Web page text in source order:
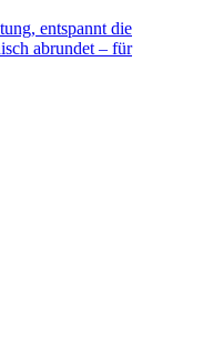
entspannt die
abrundet – für